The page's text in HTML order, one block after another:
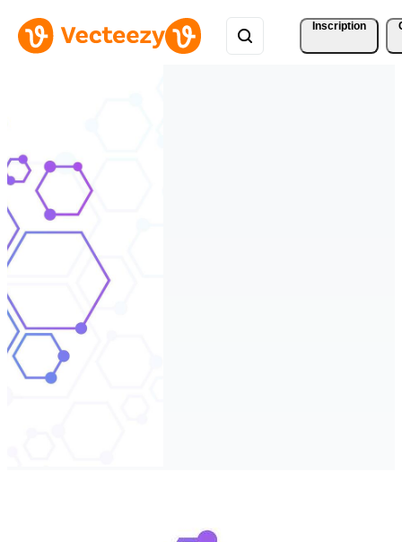
Inscription